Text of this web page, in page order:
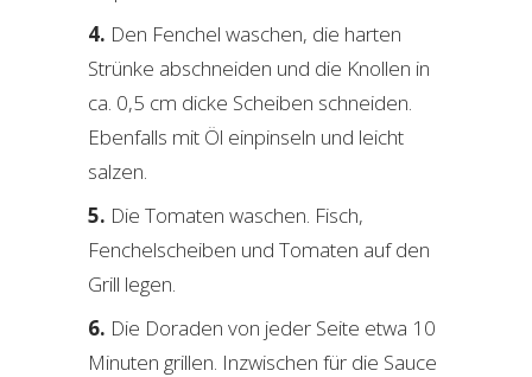
Den Fenchel waschen, die harten
Strünke abschneiden und die Knollen in
ca. 0,5 cm dicke Scheiben schneiden.
Ebenfalls mit Öl einpinseln und leicht
salzen.
Die Tomaten waschen. Fisch,
Fenchelscheiben und Tomaten auf den
Grill legen.
Die Doraden von jeder Seite etwa 10
Minuten grillen. Inzwischen für die Sauce